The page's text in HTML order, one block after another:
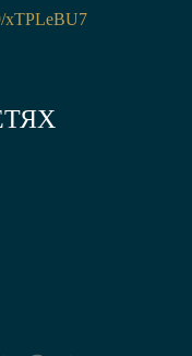
xTPLeBU7